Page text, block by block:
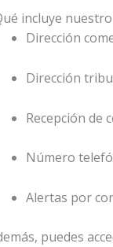
incluye
Dirección
Dirección
Recepción de
Número
Alertas por
puedes